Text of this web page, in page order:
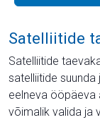
Satelliitide
Satelliitide
satelliitide
eelneva ööpäeva
võimalik valida ja